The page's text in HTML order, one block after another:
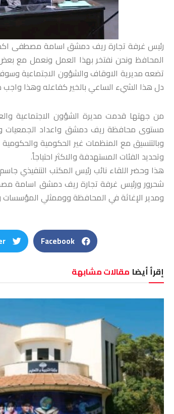
رئيس غرفة تجارة ريف دمشق اسامة مصطفى
المحافظ ونحن نفتخر بهذا العمل ونعمل مع بعض
تضعه مديرية الاوقاف والشؤون الاجتماعية
دل هذا الشيء الساعي بالخير كفاعله وهذا
من جهتها قدمت مديرة الشؤون الاجتماعية
مستوى محافظة ريف دمشق واعداد الجمعيات
وبالتنسيق مع المنظمات غير الحكومية
وتحديد الفئات المستهدفة والاكثر احتياجاً.
هذا وحضر اللقاء نائب رئيس المكتب التنفيذي
شحرور ورئيس غرفة تجارة ريف دمشق اسامة
ومدير الإغاثة في المحافظة ووممثلي المؤسسات
Facebook
إقرأ أيضا مقالات مشابهة